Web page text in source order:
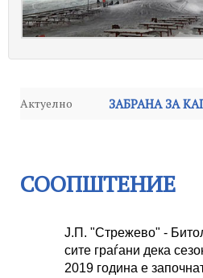
Актуелно ЗАБРАНА ЗА
претпријатие
Среда, 11 Јуни 2025
Одлука за
наводнување
СООПШТЕНИЕ
Ј.П. "Стрежево" -
сите граѓани дека
2019 година е